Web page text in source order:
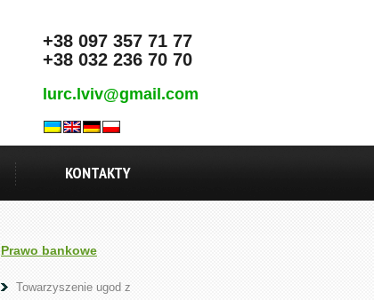
KONTAKTY
+38 097 357 71 77
+38 032 236 70 70
lurc.lviv@gmail.com
Prawo bankowe
Towarzyszenie ugod z